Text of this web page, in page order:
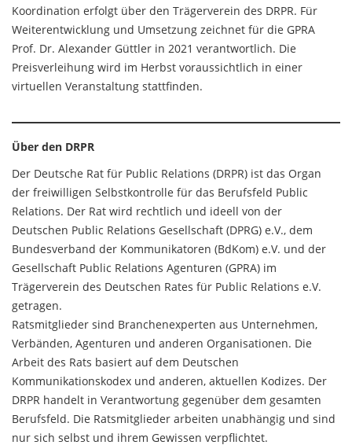
Koordination erfolgt über den Trägerverein des DRPR. Für
Weiterentwicklung und Umsetzung zeichnet für die GPRA
Prof. Dr. Alexander Güttler in 2021 verantwortlich. Die
Preisverleihung wird im Herbst voraussichtlich in einer
virtuellen Veranstaltung stattfinden.
Über den DRPR
Der Deutsche Rat für Public Relations (DRPR) ist das Organ
der freiwilligen Selbstkontrolle für das Berufsfeld Public
Relations. Der Rat wird rechtlich und ideell von der
Deutschen Public Relations Gesellschaft (DPRG) e.V., dem
Bundesverband der Kommunikatoren (BdKom) e.V. und der
Gesellschaft Public Relations Agenturen (GPRA) im
Trägerverein des Deutschen Rates für Public Relations e.V.
getragen.
Ratsmitglieder sind Branchenexperten aus Unternehmen,
Verbänden, Agenturen und anderen Organisationen. Die
Arbeit des Rats basiert auf dem Deutschen
Kommunikationskodex und anderen, aktuellen Kodizes. Der
DRPR handelt in Verantwortung gegenüber dem gesamten
Berufsfeld. Die Ratsmitglieder arbeiten unabhängig und sind
nur sich selbst und ihrem Gewissen verpflichtet.